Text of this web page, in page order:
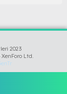
2023
Ltd.